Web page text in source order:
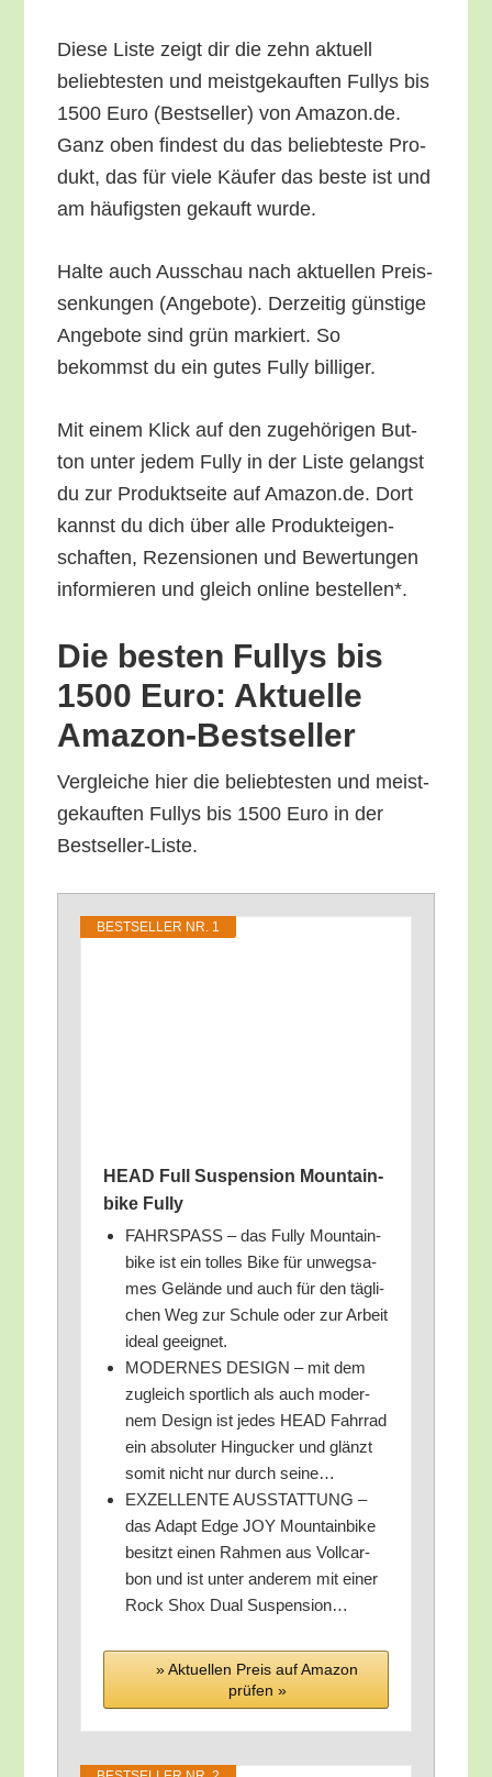
Die­se Lis­te zeigt dir die zehn aktu­ell
belieb­tes­ten und meist­ge­kauf­ten Ful­lys bis
1500 Euro (Best­sel­ler) von Amazon.de.
Ganz oben fin­dest du das belieb­tes­te Pro­
dukt, das für vie­le Käu­fer das bes­te ist und
am häu­figs­ten gekauft wurde.
Hal­te auch Aus­schau nach aktu­el­len Preis­
sen­kun­gen (Ange­bo­te). Der­zei­tig güns­ti­ge
Ange­bo­te sind grün mar­kiert. So
bekommst du ein gutes Ful­ly billiger.
Mit einem Klick auf den zuge­hö­ri­gen But­
ton unter jedem Ful­ly in der Lis­te gelangst
du zur Pro­dukt­sei­te auf Amazon.de. Dort
kannst du dich über alle Pro­duk­tei­gen­
schaf­ten, Rezen­sio­nen und Bewer­tun­gen
infor­mie­ren und gleich online bestellen*.
Die bes­ten Ful­lys bis
1500 Euro: Aktu­el­le
Amazon-Bestseller
Ver­glei­che hier die belieb­tes­ten und meist­
ge­kauf­ten Ful­lys bis 1500 Euro in der
Bestseller-Liste.
BEST­SEL­LER NR. 1
HEAD Full Sus­pen­si­on Moun­tain­
bike Fully
FAHRSPASS – das Ful­ly Moun­tain­
bike ist ein tol­les Bike für unweg­sa­
mes Gelän­de und auch für den täg­li­
chen Weg zur Schu­le oder zur Arbeit
ide­al geeignet.
MODERNES DESIGN – mit dem
zugleich sport­lich als auch moder­
nem Design ist jedes HEAD Fahr­rad
ein abso­lu­ter Hin­gu­cker und glänzt
somit nicht nur durch seine…
EXZELLENTE AUSSTATTUNG –
das Adapt Edge JOY Moun­tain­bike
besitzt einen Rah­men aus Voll­car­
bon und ist unter ande­rem mit einer
Rock Shox Dual Suspension…
» Aktu­el­len Preis auf Ama­zon
prü­fen »